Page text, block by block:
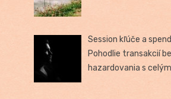
Session kľúče a
Pohodlie transakcií
hazardovania s